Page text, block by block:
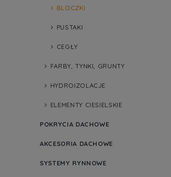
BLOCZKI
PUSTAKI
CEGŁY
FARBY, TYNKI, GRUNTY
HYDROIZOLACJE
ELEMENTY CIESIELSKIE
POKRYCIA DACHOWE
AKCESORIA DACHOWE
SYSTEMY RYNNOWE